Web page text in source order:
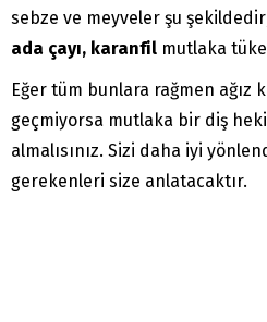
sebze ve meyveler şu
ada çayı, karanfil mutlaka
Eğer tüm bunlara rağmen ağız
geçmiyorsa mutlaka bir diş
almalısınız. Sizi daha iyi
gerekenleri size anlatacaktır.